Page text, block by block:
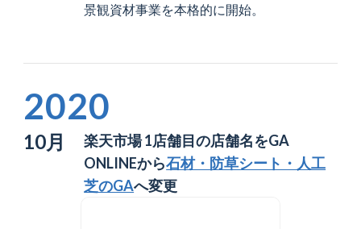
景観資材事業を本格的に開始。
2020
10月
楽天市場 1店舗目の店舗名をGA
ONLINEから石材・防草シート・人工
芝のGAへ変更